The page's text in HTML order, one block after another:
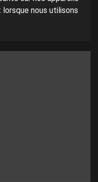
nous utilisons